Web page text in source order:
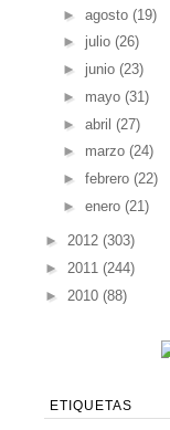
► agosto (19)
► julio (26)
► junio (23)
► mayo (31)
► abril (27)
► marzo (24)
► febrero (22)
► enero (21)
► 2012 (303)
► 2011 (244)
► 2010 (88)
ETIQUETAS